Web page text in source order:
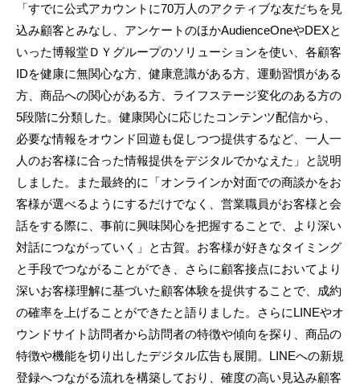
「すでに公式アカウントに70万人のアクティブな友だちを見
込み顧客とみなし、アンケートのほかAudienceOneやDEXと
いった博報堂ＤＹグループのソリューションを使い、各顧客
IDを健康に無関心な方、健康意識がある方、運動習慣がある
方、商品への関心がある方、ライフステージ変化のある方の
5段階に分類した。健康関心に応じたコンテンツ配信から、
必要な情報をオウンド回遊も促しつつ提供するなど、一人一
人のお客様に合った情報提供をデジタルでかなえた」と説明
しました。また最終的に「オンラインか対面での商談かをお
客様が選べるようにするだけでなく、営業職員がお客様と会
話をする際に、事前に興味関心を把握することで、より深い
対話につながっていく」と古賀。お客様が好きなタイミング
と手段でつながることができ、さらに顧客接点においてより
深いお客様理解に基づいた顧客体験を提供することで、成約
の確率を上げることができたと語りました。さらにLINEやオ
ウンドサイト訪問者から訪問者の特徴や傾向を探り、商品の
特徴や機能を切り出したデジタル広告も展開。LINEへの新規
登録へつながる流れを構築しており、確度の高い見込み顧客